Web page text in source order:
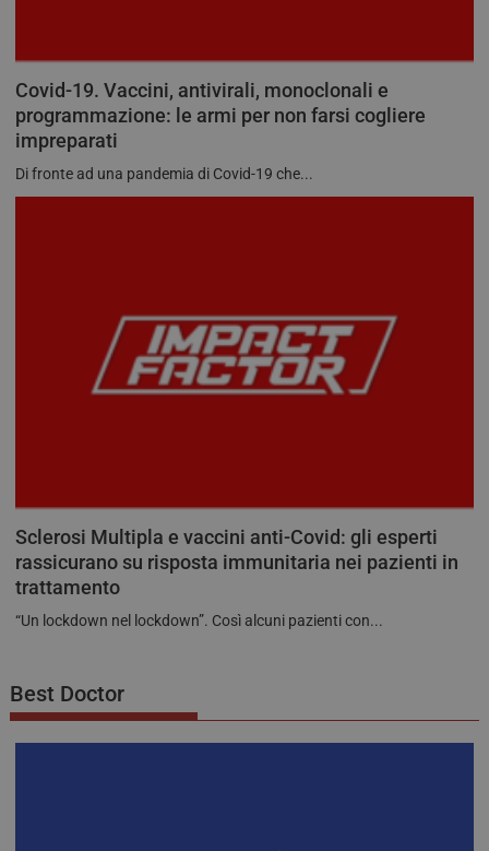
Covid-19. Vaccini, antivirali, monoclonali e
programmazione: le armi per non farsi cogliere
impreparati
Di fronte ad una pandemia di Covid-19 che...
Sclerosi Multipla e vaccini anti-Covid: gli esperti
rassicurano su risposta immunitaria nei pazienti in
trattamento
“Un lockdown nel lockdown”. Così alcuni pazienti con...
Best Doctor